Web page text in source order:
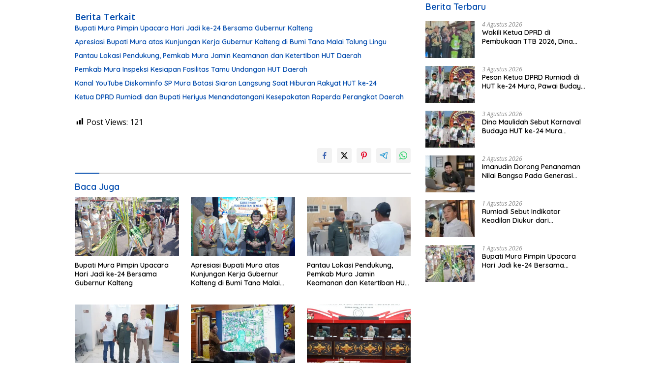
Berita Terkait
Bupati Mura Pimpin Upacara Hari Jadi ke-24 Bersama Gubernur Kalteng
Apresiasi Bupati Mura atas Kunjungan Kerja Gubernur Kalteng di Bumi Tana Malai Tolung Lingu
Pantau Lokasi Pendukung, Pemkab Mura Jamin Keamanan dan Ketertiban HUT Daerah
Pemkab Mura Inspeksi Kesiapan Fasilitas Tamu Undangan HUT Daerah
Kanal YouTube Diskominfo SP Mura Batasi Siaran Langsung Saat Hiburan Rakyat HUT ke-24
Ketua DPRD Rumiadi dan Bupati Heriyus Menandatangani Kesepakatan Raperda Perangkat Daerah
Post Views: 121
Baca Juga
Bupati Mura Pimpin Upacara
Hari Jadi ke-24 Bersama
Gubernur Kalteng
Apresiasi Bupati Mura atas
Kunjungan Kerja Gubernur
Kalteng di Bumi Tana Malai
Pantau Lokasi Pendukung,
Pemkab Mura Jamin
Keamanan dan Ketertiban HUT
Berita Terbaru
4 Agustus 2026
Wakili Ketua DPRD di
Pembukaan TTB 2026, Dina
3 Agustus 2026
Pesan Ketua DPRD Rumiadi di
HUT ke-24 Mura, Pawai Budaya
3 Agustus 2026
Dina Maulidah Sebut Karnaval
Budaya HUT ke-24 Mura
2 Agustus 2026
Imanudin Dorong Penanaman
Nilai Bangsa Pada Generasi
1 Agustus 2026
Rumiadi Sebut Indikator
Keadilan Diukur dari
1 Agustus 2026
Bupati Mura Pimpin Upacara
Hari Jadi ke-24 Bersama